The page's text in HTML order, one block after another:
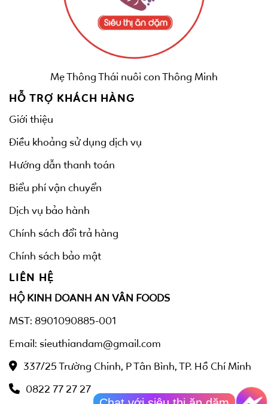
Mẹ Thông Thái nuôi con Thông Minh
HỖ TRỢ KHÁCH HÀNG
Giới thiệu
Điều khoảng sử dụng dịch vụ
Hướng dẫn thanh toán
Biểu phí vận chuyển
Dịch vụ bảo hành
Chính sách đổi trả hàng
Chính sách bảo mật
LIÊN HỆ
HỘ KINH DOANH AN VÂN FOODS
MST: 8901090885-001
Email: sieuthiandam@gmail.com
337/25 Trường Chinh, P Tân Bình, TP. Hồ Chí Minh
0822 77 27 27